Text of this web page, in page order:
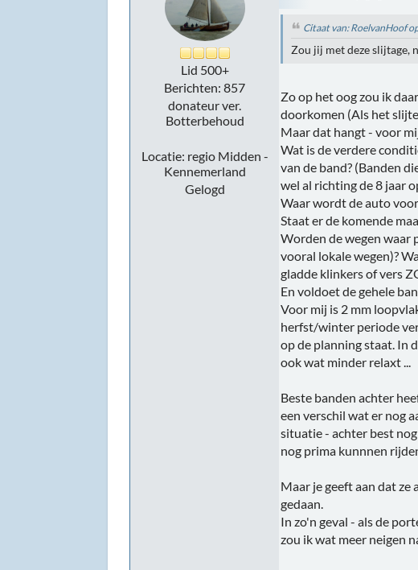
Lid 500+
Berichten: 857
donateur ver.
Botterbehoud
Locatie: regio Midden -
Kennemerland
Gelogd
Citaat van: RoelvanHoof
Zou jij met deze slijtage,
Zo op het oog zou ik
doorkomen (Als het
Maar dat hangt - voor
Wat is de verdere
van de band? (Banden
wel al richting de 8 jaar
Waar wordt de auto
Staat er de komende
Worden de wegen waar
vooral lokale wegen)?
gladde klinkers of vers
En voldoet de gehele
Voor mij is 2 mm
herfst/winter periode
op de planning staat. In
ook wat minder relaxt ...
Beste banden achter
een verschil wat er nog
situatie - achter best
nog prima kunnnen
Maar je geeft aan dat ze
gedaan.
In zo'n geval - als de
zou ik wat meer neigen